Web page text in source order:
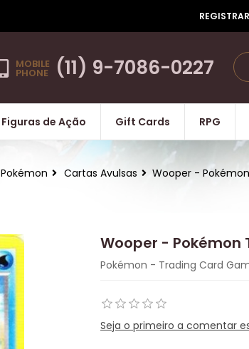
REGISTRAR
MOBILE
PHONE (11) 9-7086-0227
Figuras de Ação Gift Cards RPG
Pokémon Cartas Avulsas Wooper -
Wooper - Pokémon
Pokémon - Trading Card
Seja o primeiro a comentar